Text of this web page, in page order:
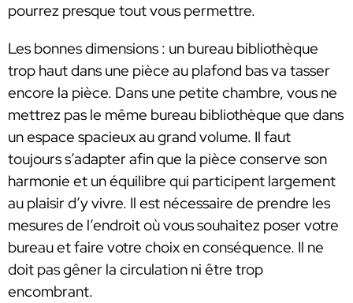
pourrez presque tout vous permettre.
Les bonnes dimensions : un bureau bibliothèque
trop haut dans une pièce au plafond bas va tasser
encore la pièce. Dans une petite chambre, vous ne
mettrez pas le même bureau bibliothèque que dans
un espace spacieux au grand volume. Il faut
toujours s’adapter afin que la pièce conserve son
harmonie et un équilibre qui participent largement
au plaisir d’y vivre. Il est nécessaire de prendre les
mesures de l’endroit où vous souhaitez poser votre
bureau et faire votre choix en conséquence. Il ne
doit pas gêner la circulation ni être trop
encombrant.